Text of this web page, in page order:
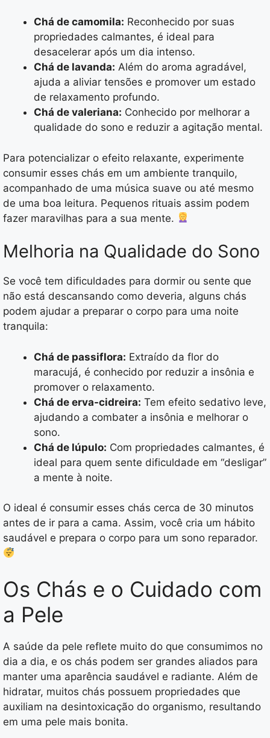
Chá de camomila: Reconhecido por suas
propriedades calmantes, é ideal para
desacelerar após um dia intenso.
Chá de lavanda: Além do aroma agradável,
ajuda a aliviar tensões e promover um estado
de relaxamento profundo.
Chá de valeriana: Conhecido por melhorar a
qualidade do sono e reduzir a agitação mental.
Para potencializar o efeito relaxante, experimente
consumir esses chás em um ambiente tranquilo,
acompanhado de uma música suave ou até mesmo
de uma boa leitura. Pequenos rituais assim podem
fazer maravilhas para a sua mente.
Melhoria na Qualidade do Sono
Se você tem dificuldades para dormir ou sente que
não está descansando como deveria, alguns chás
podem ajudar a preparar o corpo para uma noite
tranquila:
Chá de passiflora: Extraído da flor do
maracujá, é conhecido por reduzir a insônia e
promover o relaxamento.
Chá de erva-cidreira: Tem efeito sedativo leve,
ajudando a combater a insônia e melhorar o
sono.
Chá de lúpulo: Com propriedades calmantes, é
ideal para quem sente dificuldade em “desligar”
a mente à noite.
O ideal é consumir esses chás cerca de 30 minutos
antes de ir para a cama. Assim, você cria um hábito
saudável e prepara o corpo para um sono reparador.
Os Chás e o Cuidado com
a Pele
A saúde da pele reflete muito do que consumimos no
dia a dia, e os chás podem ser grandes aliados para
manter uma aparência saudável e radiante. Além de
hidratar, muitos chás possuem propriedades que
auxiliam na desintoxicação do organismo, resultando
em uma pele mais bonita.